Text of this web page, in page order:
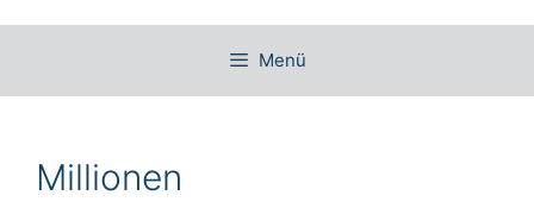
Menü
Millionen